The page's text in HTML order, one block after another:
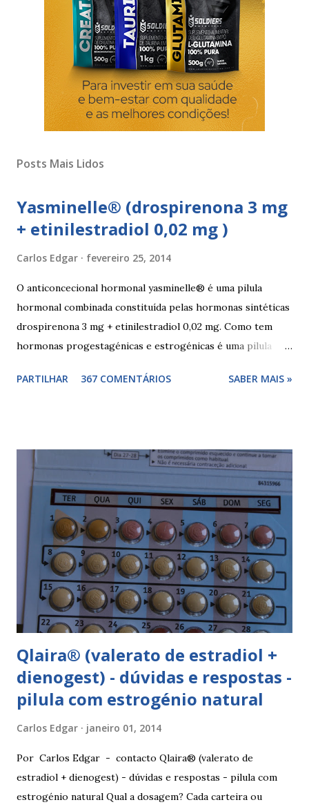
Posts Mais Lidos
Yasminelle® (drospirenona 3 mg
+ etinilestradiol 0,02 mg )
Carlos Edgar fevereiro 25, 2014
O anticoncecional hormonal yasminelle® é uma pilula
hormonal combinada constituída pelas hormonas sintéticas
drospirenona 3 mg + etinilestradiol 0,02 mg. Como tem
hormonas progestagénicas e estrogénicas é uma pilula
componentes. Composição da yasminelle®: lactose mono-
A pilula yasminelle® deve ser tomada todos os dias, no
mesmo horário, durante 21 dias, após os quais deve fazer 7
dias de pausa (semana de descanso ou pausa), durante estes
7 dias descerá o período menstrual, normalmente no 3° ou
4° dia da pausa. As caixas seguintes deverão ser tomadas
seguindo o esquema 1+7+21+7+21.... . Como iniciar a
yasminelle® Para iniciar a pilula yasminelle® a mulher deve
esperar pelo primeiro dia da menstruação e iniciar a pilula
correspondente ao dia...
PARTILHAR 367 COMENTÁRIOS SABER MAIS »
Qlaira® (valerato de estradiol +
dienogest) - dúvidas e respostas -
pilula com estrogénio natural
Carlos Edgar janeiro 01, 2014
Por Carlos Edgar - contacto Qlaira® (valerato de
estradiol + dienogest) - dúvidas e respostas - pilula com
estrogénio natural Qual a dosagem? Cada carteira ou